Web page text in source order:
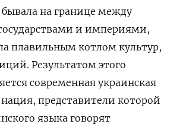
бывала на границе между
и империями,
плавильным котлом культур,
Результатом этого
современная украинская
представители которой
языка говорят